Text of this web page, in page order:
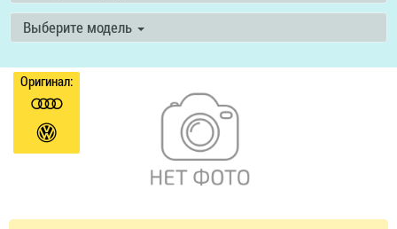
Выберите модель
Оригинал: